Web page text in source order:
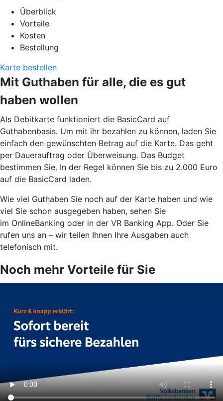
Überblick
Vorteile
Kosten
Bestellung
Karte bestellen
Mit Guthaben für alle, die es gut
haben wollen
Als Debitkarte funktioniert die BasicCard auf
Guthabenbasis. Um mit ihr bezahlen zu können, laden Sie
einfach den gewünschten Betrag auf die Karte. Das geht
per Dauerauftrag oder Überweisung. Das Budget
bestimmen Sie. In der Regel können Sie bis zu 2.000 Euro
auf die BasicCard laden.
Wie viel Guthaben Sie noch auf der Karte haben und wie
viel Sie schon ausgegeben haben, sehen Sie
im OnlineBanking oder in der VR Banking App. Oder Sie
rufen uns an – wir teilen Ihnen Ihre Ausgaben auch
telefonisch mit.
Noch mehr Vorteile für Sie